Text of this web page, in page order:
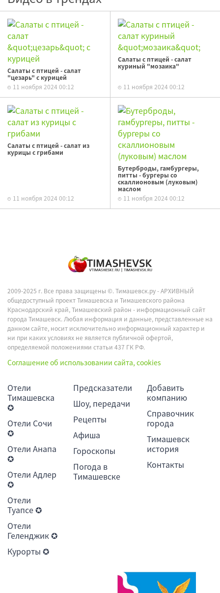
Салаты с птицей - салат
"цезарь" с курицей
11 ноября 2024 00:12
Салаты с птицей - салат
куриный "мозаика"
11 ноября 2024 00:12
Салаты с птицей - салат из
курицы с грибами
11 ноября 2024 00:12
Бутерброды, гамбургеры,
питты - бургеры со
скаллионовым (луковым)
маслом
11 ноября 2024 00:12
2009-2025 г. Все права защищены ©.Тимашевск.ру - АРХИВНЫЙ
общедоступный проект Тимашевска и Тимашевского района
Краснодарский край, Тимашевский район - информационный сайт
города Тимашевск. Любая информация и данные, представленные на
данном сайте, носит исключительно информационный характер и
ни при каких условиях не является публичной офертой,
определяемой положениями статьи 437 ГК РФ.
Соглашение об использовании сайта, cookies
Отели
Тимашевска
✪
Отели Сочи
✪
Отели Анапа
✪
Отели Адлер
✪
Отели
Туапсе ✪
Отели
Геленджик ✪
Курорты ✪
Предсказатели
Шоу, передачи
Рецепты
Афиша
Гороскопы
Погода в
Тимашевске
Добавить
компанию
Справочник
города
Тимашевск
история
Контакты